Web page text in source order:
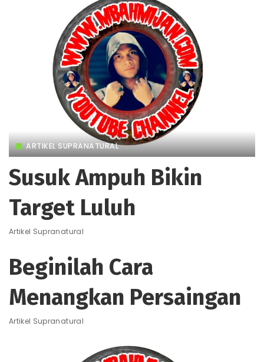
ARTIKEL SUPRANATURAL
Susuk Ampuh Bikin
Target Luluh
Artikel Supranatural
Beginilah Cara
Menangkan Persaingan
Artikel Supranatural